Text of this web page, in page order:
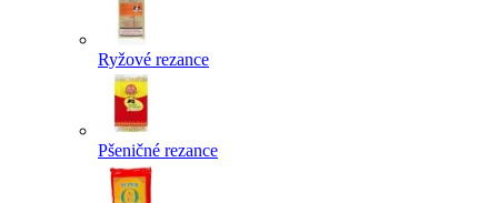
Ryžové rezance
Pšeničné rezance